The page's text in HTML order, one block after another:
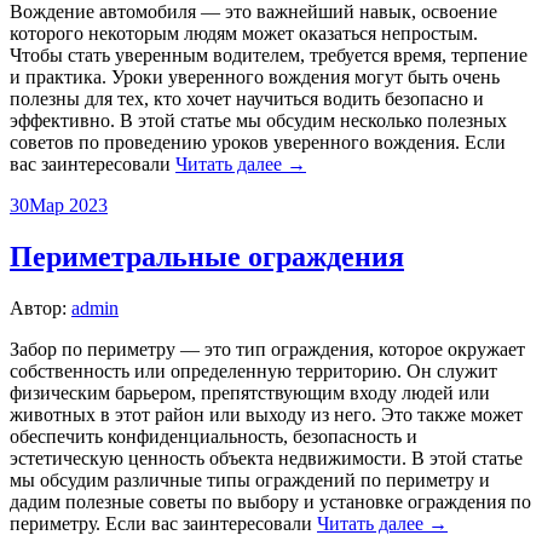
Вождение автомобиля — это важнейший навык, освоение
которого некоторым людям может оказаться непростым.
Чтобы стать уверенным водителем, требуется время, терпение
и практика. Уроки уверенного вождения могут быть очень
полезны для тех, кто хочет научиться водить безопасно и
эффективно. В этой статье мы обсудим несколько полезных
советов по проведению уроков уверенного вождения. Если
вас заинтересовали Читать далее →
30Мар 2023
Периметральные ограждения
Автор: admin
Забор по периметру — это тип ограждения, которое окружает
собственность или определенную территорию. Он служит
физическим барьером, препятствующим входу людей или
животных в этот район или выходу из него. Это также может
обеспечить конфиденциальность, безопасность и
эстетическую ценность объекта недвижимости. В этой статье
мы обсудим различные типы ограждений по периметру и
дадим полезные советы по выбору и установке ограждения по
периметру. Если вас заинтересовали Читать далее →